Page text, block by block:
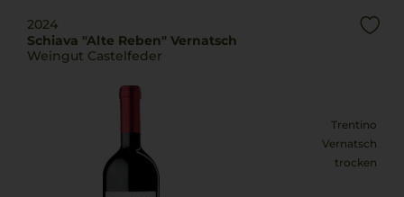
2024
Schiava "Alte Reben" Vernatsch
Weingut Castelfeder
Trentino
Vernatsch
trocken